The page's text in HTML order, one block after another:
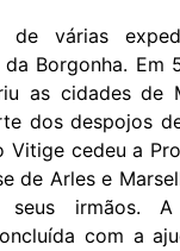
de várias
Borgonha. Em
as cidades de
dos despojos
cedeu a
de Arles e
seus irmãos. A
com a